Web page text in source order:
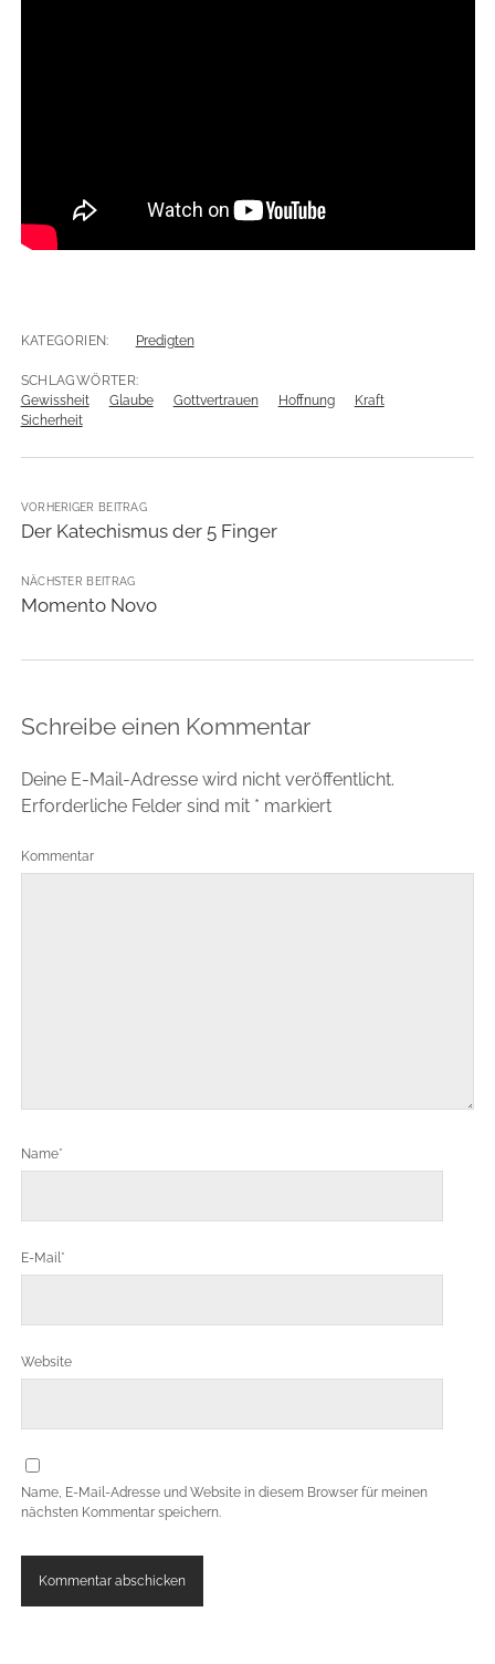
KATEGORIEN: Predigten
SCHLAGWÖRTER:
Gewissheit
Glaube Gottvertrauen Hoffnung
Kraft
Sicherheit
VORHERIGER BEITRAG
Der Katechismus der 5 Finger
NÄCHSTER BEITRAG
Momento Novo
Schreibe einen Kommentar
Deine E-Mail-Adresse wird nicht veröffentlicht.
Erforderliche Felder sind mit * markiert
Kommentar
Name*
E-Mail*
Website
Name, E-Mail-Adresse und Website in diesem Browser für meinen
nächsten Kommentar speichern.